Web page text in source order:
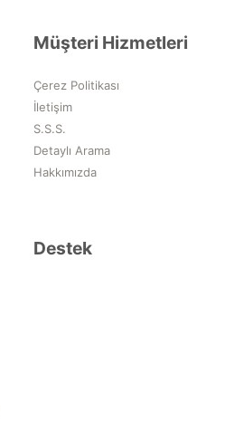
Müşteri Hizmetleri
Çerez Politikası
İletişim
S.S.S.
Detaylı Arama
Hakkımızda
Destek